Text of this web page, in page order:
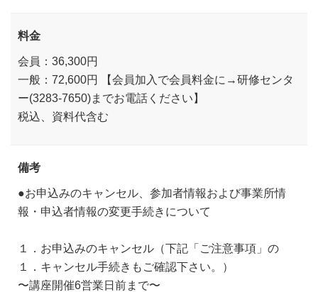
料金
会員：36,300円
一般：72,600円 【会員加入で会員料金に→研修センタ
ー(3283-7650)までお電話ください】
税込、資料代含む
備考
●お申込みのキャンセル、参加者情報および事業所情
報・申込者情報の変更手続きについて
１．お申込みのキャンセル（下記「ご注意事項」の
１．キャンセル手続きもご確認下さい。）
〜講座開催6営業日前まで〜